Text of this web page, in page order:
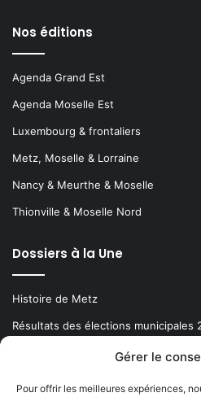
Gérer le
Pour offrir les meilleures expériences,
Nos éditions
Agenda Grand Est
Agenda Moselle Est
Luxembourg & frontaliers
Metz, Moselle & Lorraine
Nancy & Meurthe & Moselle
Thionville & Moselle Nord
Dossiers à la Une
Histoire de Metz
Résultats des élections municipales